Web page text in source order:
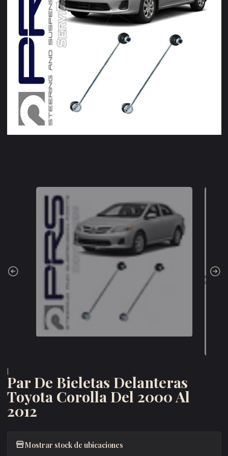
Par De Bieletas Delanteras
Toyota Corolla Del 2000 Al
2012
Mostrar stock de ubicaciones